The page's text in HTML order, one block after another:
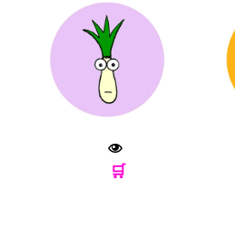
🛒